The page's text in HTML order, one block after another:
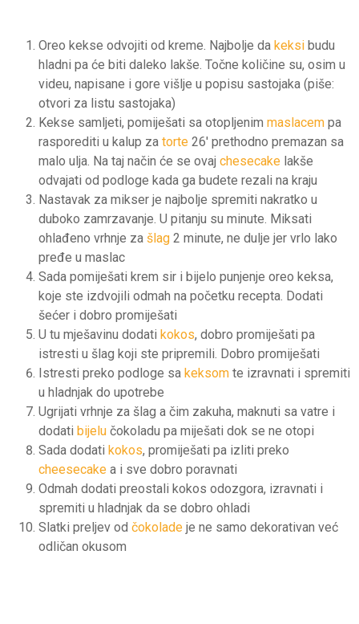
Oreo kekse odvojiti od kreme. Najbolje da keksi budu
hladni pa će biti daleko lakše. Točne količine su, osim u
videu, napisane i gore višlje u popisu sastojaka (piše:
otvori za listu sastojaka)
Kekse samljeti, pomiješati sa otopljenim maslacem pa
rasporediti u kalup za torte 26′ prethodno premazan sa
malo ulja. Na taj način će se ovaj chesecake lakše
odvajati od podloge kada ga budete rezali na kraju
Nastavak za mikser je najbolje spremiti nakratko u
duboko zamrzavanje. U pitanju su minute. Miksati
ohlađeno vrhnje za šlag 2 minute, ne dulje jer vrlo lako
pređe u maslac
Sada pomiješati krem sir i bijelo punjenje oreo keksa,
koje ste izdvojili odmah na početku recepta. Dodati
šećer i dobro promiješati
U tu mješavinu dodati kokos, dobro promiješati pa
istresti u šlag koji ste pripremili. Dobro promiješati
Istresti preko podloge sa keksom te izravnati i spremiti
u hladnjak do upotrebe
Ugrijati vrhnje za šlag a čim zakuha, maknuti sa vatre i
dodati bijelu čokoladu pa miješati dok se ne otopi
Sada dodati kokos, promiješati pa izliti preko
cheesecake a i sve dobro poravnati
Odmah dodati preostali kokos odozgora, izravnati i
spremiti u hladnjak da se dobro ohladi
Slatki preljev od čokolade je ne samo dekorativan već
odličan okusom